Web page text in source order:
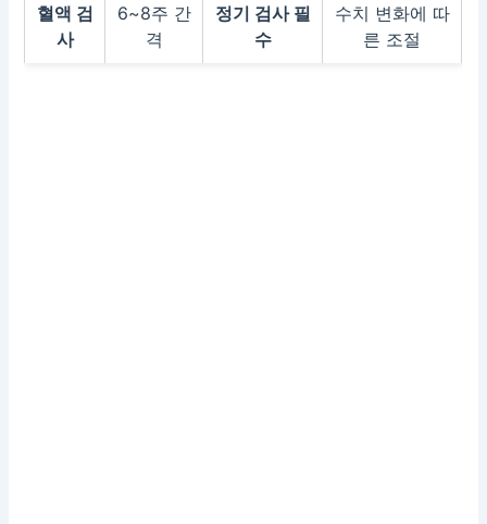
혈액 검
사
6~8주 간
격
정기 검사 필
수
수치 변화에 따
른 조절